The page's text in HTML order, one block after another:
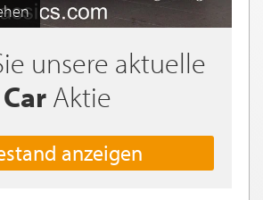
unsere aktuelle
Aktie
anzeigen